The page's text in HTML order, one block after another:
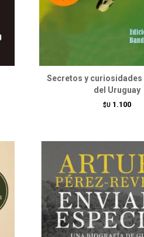
Secretos y curiosidades
del Uruguay
$U 1.100